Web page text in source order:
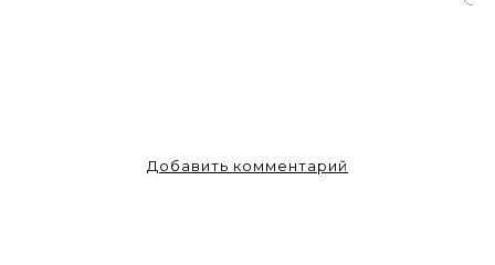
Добавить комментарий